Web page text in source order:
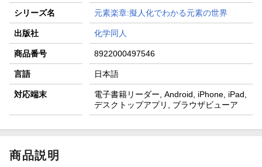
シリーズ名 元素楽章:擬人化でわかる元素の世界
出版社 化学同人
商品番号 8922000497546
言語 日本語
対応端末
電子書籍リーダー, Android, iPhone, iPad,
デスクトップアプリ, ブラウザビューア
商品説明